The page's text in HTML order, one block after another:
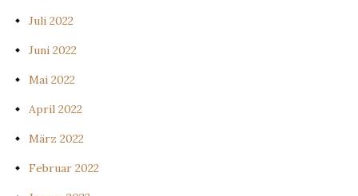
Juli 2022
Juni 2022
Mai 2022
April 2022
März 2022
Februar 2022